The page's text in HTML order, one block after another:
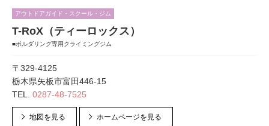
アウトドアガイド・スクール・ジム
T-RoX（ティーロックス）
■ボルダリング専用クライミングジム
〒329-4125
栃木県矢板市富田446-15
TEL. 0287-48-7525
地図を見る ホームページを見る